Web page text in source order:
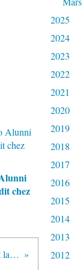
chez
Les marques de luxe investissent la F1
2025
2024
2023
2022
2021
2020
2019
2018
2017
2016
2015
2014
2013
2012